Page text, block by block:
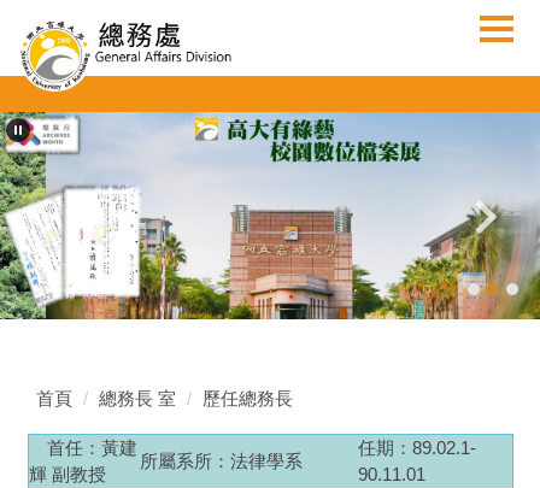
到
主
內
容
區
首頁 總務長 室 歷任總務長
首任：黃建
輝 副教授
所屬系所：法律學系
任期：89.02.1-
90.11.01